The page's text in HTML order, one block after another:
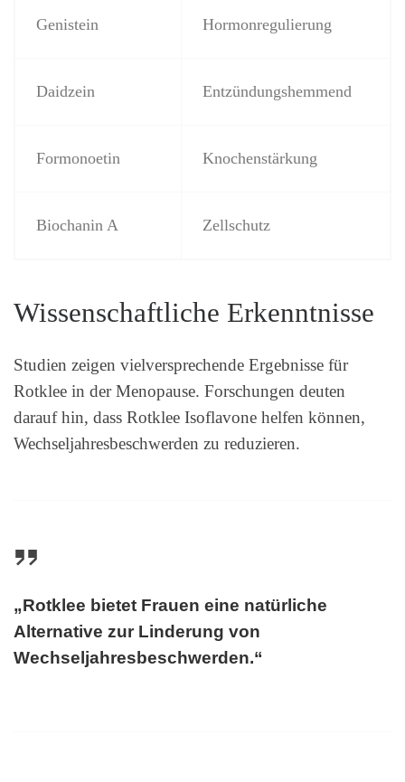
Genistein Hormonregulierung
Daidzein Entzündungshemmend
Formonoetin Knochenstärkung
Biochanin A Zellschutz
Wissenschaftliche Erkenntnisse
Studien zeigen vielversprechende Ergebnisse für
Rotklee in der Menopause. Forschungen deuten
darauf hin, dass Rotklee Isoflavone helfen können,
Wechseljahresbeschwerden zu reduzieren.
„Rotklee bietet Frauen eine natürliche
Alternative zur Linderung von
Wechseljahresbeschwerden.“